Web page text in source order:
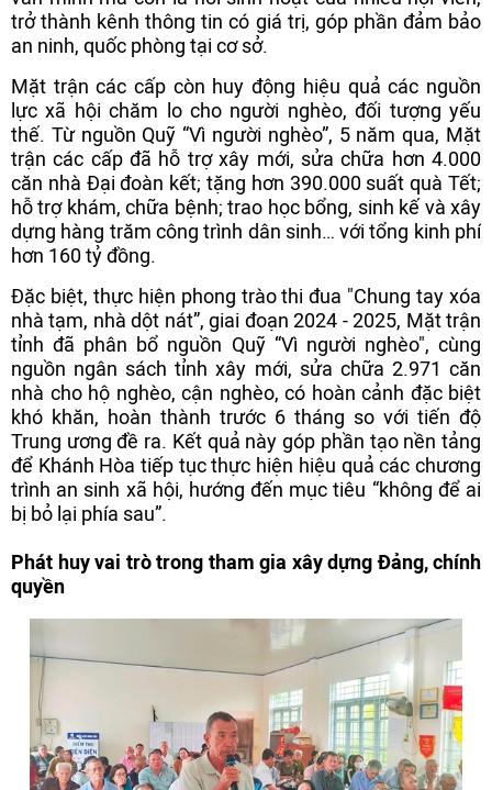
trở thành kênh thông tin có giá trị, góp phần đảm bảo
an ninh, quốc phòng tại cơ sở.
Mặt trận các cấp còn huy động hiệu quả các nguồn
lực xã hội chăm lo cho người nghèo, đối tượng yếu
thế. Từ nguồn Quỹ “Vì người nghèo”, 5 năm qua, Mặt
trận các cấp đã hỗ trợ xây mới, sửa chữa hơn 4.000
căn nhà Đại đoàn kết; tặng hơn 390.000 suất quà Tết;
hỗ trợ khám, chữa bệnh; trao học bổng, sinh kế và xây
dựng hàng trăm công trình dân sinh… với tổng kinh phí
hơn 160 tỷ đồng.
Đặc biệt, thực hiện phong trào thi đua "Chung tay xóa
nhà tạm, nhà dột nát”, giai đoạn 2024 - 2025, Mặt trận
tỉnh đã phân bổ nguồn Quỹ “Vì người nghèo", cùng
nguồn ngân sách tỉnh xây mới, sửa chữa 2.971 căn
nhà cho hộ nghèo, cận nghèo, có hoàn cảnh đặc biệt
khó khăn, hoàn thành trước 6 tháng so với tiến độ
Trung ương đề ra. Kết quả này góp phần tạo nền tảng
để Khánh Hòa tiếp tục thực hiện hiệu quả các chương
trình an sinh xã hội, hướng đến mục tiêu “không để ai
bị bỏ lại phía sau”.
Phát huy vai trò trong tham gia xây dựng Đảng, chính
quyền